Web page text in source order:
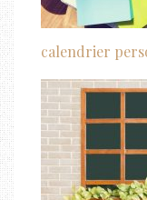
calendrier